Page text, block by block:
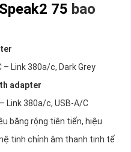
75 bao
– Link 380a/c, Dark Grey
adapter
Link 380a/c, USB-A/C
băng rộng tiên tiến, hiệu
tinh chỉnh âm thanh tinh tế